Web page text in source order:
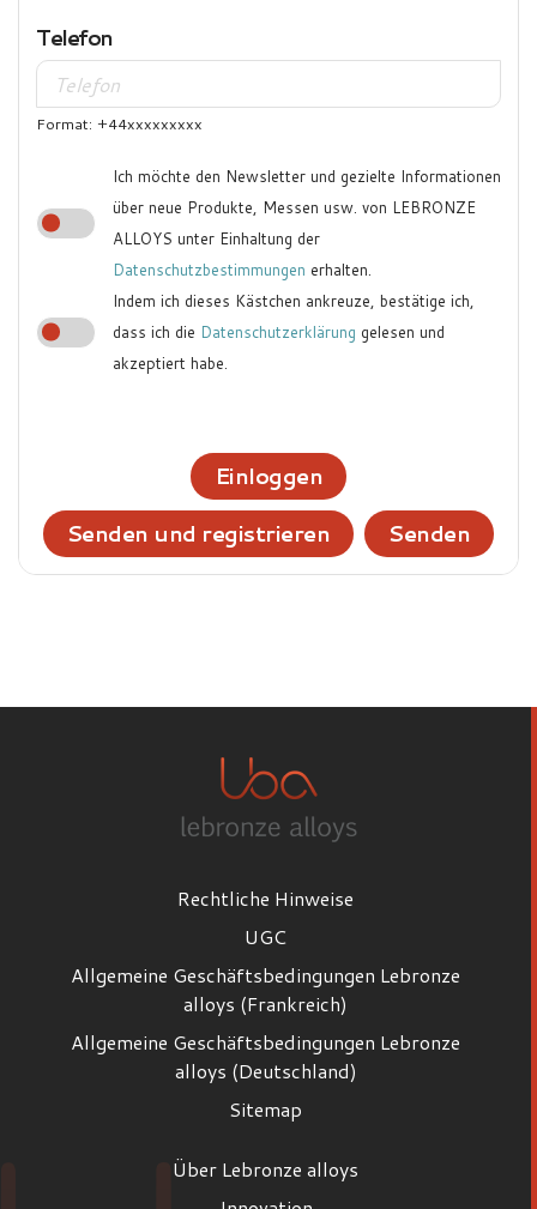
Telefon
Format: +44xxxxxxxxx
Ich möchte den Newsletter und gezielte Informationen
über neue Produkte, Messen usw. von LEBRONZE
ALLOYS unter Einhaltung der
Datenschutzbestimmungen erhalten.
Indem ich dieses Kästchen ankreuze, bestätige ich,
dass ich die Datenschutzerklärung gelesen und
akzeptiert habe.
Einloggen
Senden und registrieren
Senden
Rechtliche Hinweise
UGC
Allgemeine Geschäftsbedingungen Lebronze
alloys (Frankreich)
Allgemeine Geschäftsbedingungen Lebronze
alloys (Deutschland)
Sitemap
Über Lebronze alloys